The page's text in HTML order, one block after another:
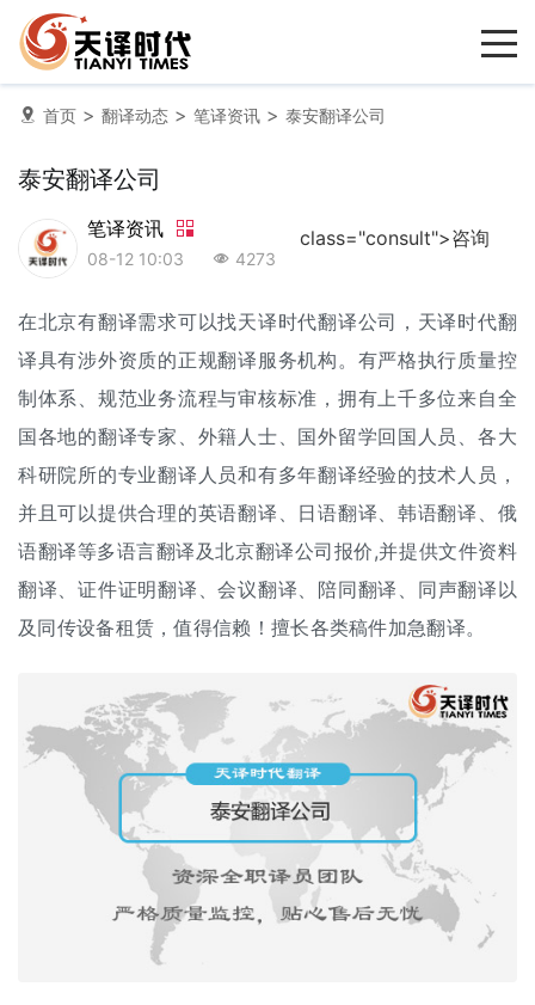
首页 > 翻译动态 > 笔译资讯 > 泰安翻译公司
泰安翻译公司
笔译资讯
08-12 10:03 4273
class="consult">咨询
在北京有翻译需求可以找天译时代翻译公司 ，天译时代翻
译具有涉外资质的正规翻译服务机构。有严格执行质量控
制体系、规范业务流程与审核标准，拥有上千多位来自全
国各地的翻译专家、外籍人士、国外留学回国人员、各大
科研院所的专业翻译人员和有多年翻译经验的技术人员，
并且可以提供合理的英语翻译、日语翻译、韩语翻译、俄
语翻译等多语言翻译及北京翻译公司报价,并提供文件资料
翻译、证件证明翻译、会议翻译、 陪同翻译 、 同声翻译以
及 同传设备租赁 ，值得信赖！擅长各类稿件加急翻译。